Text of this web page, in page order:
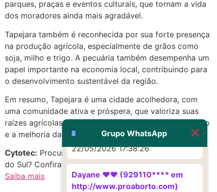
parques, praças e eventos culturais, que tornam a vida
dos moradores ainda mais agradável.
Tapejara também é reconhecida por sua forte presença
na produção agrícola, especialmente de grãos como
soja, milho e trigo. A pecuária também desempenha um
papel importante na economia local, contribuindo para
o desenvolvimento sustentável da região.
Em resumo, Tapejara é uma cidade acolhedora, com
uma comunidade ativa e próspera, que valoriza suas
raízes agrícolas e busca constantemente o crescimento
e a melhoria da qualidade de vida de seus habitantes.
Cytotec: Procurando Citotec em Tapejara, Rio Grande
do Sul? Confira as melhores opções!
Saiba mais
Grupo WhatsApp
http://www.proaborto.com)
Deve ser um corrimento normal
mesmo
22/05/2026 17:19:47
G (1199866**** em
http://www.proaborto.com)
Muito obrigadaaaaa
22/05/2026 17:38:26
Dayane ♥️♥️ (929110**** em
http://www.proaborto.com)